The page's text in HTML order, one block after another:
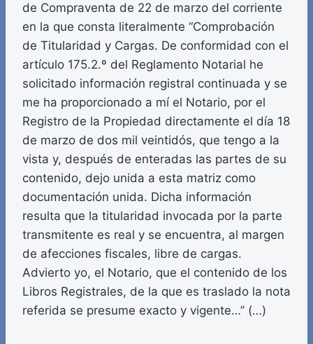
de Compraventa de 22 de marzo del corriente
en la que consta literalmente “Comprobación
de Titularidad y Cargas. De conformidad con el
artículo 175.2.º del Reglamento Notarial he
solicitado información registral continuada y se
me ha proporcionado a mí el Notario, por el
Registro de la Propiedad directamente el día 18
de marzo de dos mil veintidós, que tengo a la
vista y, después de enteradas las partes de su
contenido, dejo unida a esta matriz como
documentación unida. Dicha información
resulta que la titularidad invocada por la parte
transmitente es real y se encuentra, al margen
de afecciones fiscales, libre de cargas.
Advierto yo, el Notario, que el contenido de los
Libros Registrales, de la que es traslado la nota
referida se presume exacto y vigente…” (…)